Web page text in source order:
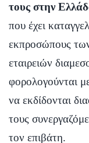
τους στην
που έχει
εκπροσώπους
εταιρειών
φορολογούνται
να εκδίδονται
τους
τον επιβάτη.